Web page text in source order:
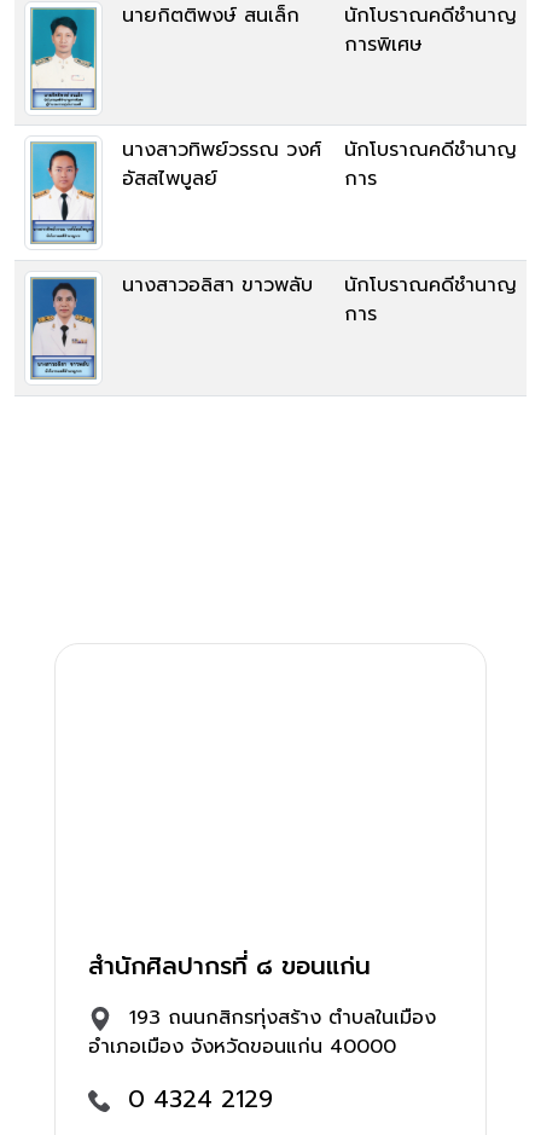
นายกิตติพงษ์ สนเล็ก
นักโบราณคดีชำนาญ
การพิเศษ
นางสาวทิพย์วรรณ วงศ์
อัสสไพบูลย์
นักโบราณคดีชำนาญ
การ
นางสาวอลิสา ขาวพลับ
นักโบราณคดีชำนาญ
การ
สำนักศิลปากรที่ ๘ ขอนแก่น
193 ถนนกสิกรทุ่งสร้าง ตำบลในเมือง
อำเภอเมือง จังหวัดขอนแก่น 40000
0 4324 2129